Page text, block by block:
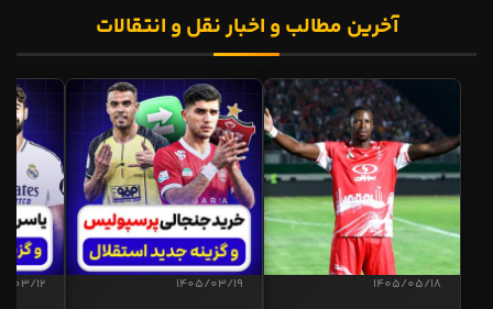
آخرین مطالب و اخبار نقل و انتقالات
1405/05/18
1405/03/19
03/12